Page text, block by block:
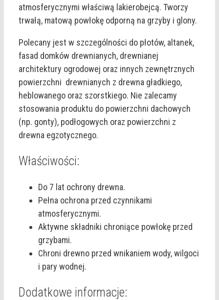
atmosferycznymi właściwą lakierobejcą. Tworzy
trwałą, matową powłokę odporną na grzyby i glony.
Polecany jest w szczególności do płotów, altanek,
fasad domków drewnianych, drewnianej
architektury ogrodowej oraz innych zewnętrznych
powierzchni drewnianych z drewna gładkiego,
heblowanego oraz szorstkiego. Nie zalecamy
stosowania produktu do powierzchni dachowych
(np. gonty), podłogowych oraz powierzchni z
drewna egzotycznego.
Właściwości:
Do 7 lat ochrony drewna.
Pełna ochrona przed czynnikami
atmosferycznymi.
Aktywne składniki chroniące powłokę przed
grzybami.
Chroni drewno przed wnikaniem wody, wilgoci
i pary wodnej.
Dodatkowe informacje: